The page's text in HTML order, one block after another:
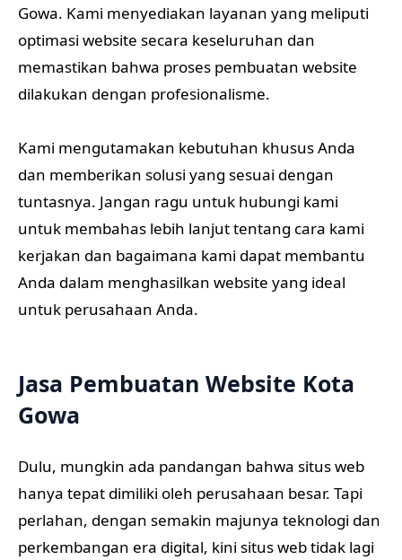
Gowa. Kami menyediakan layanan yang meliputi
optimasi website secara keseluruhan dan
memastikan bahwa proses pembuatan website
dilakukan dengan profesionalisme.
Kami mengutamakan kebutuhan khusus Anda
dan memberikan solusi yang sesuai dengan
tuntasnya. Jangan ragu untuk hubungi kami
untuk membahas lebih lanjut tentang cara kami
kerjakan dan bagaimana kami dapat membantu
Anda dalam menghasilkan website yang ideal
untuk perusahaan Anda.
Jasa Pembuatan Website Kota
Gowa
Dulu, mungkin ada pandangan bahwa situs web
hanya tepat dimiliki oleh perusahaan besar. Tapi
perlahan, dengan semakin majunya teknologi dan
perkembangan era digital, kini situs web tidak lagi